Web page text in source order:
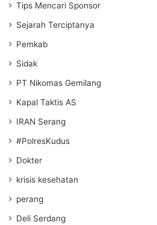
Tips Mencari Sponsor
Sejarah Terciptanya
Pemkab
Sidak
PT Nikomas Gemilang
Kapal Taktis AS
IRAN Serang
#PolresKudus
Dokter
krisis kesehatan
perang
Deli Serdang